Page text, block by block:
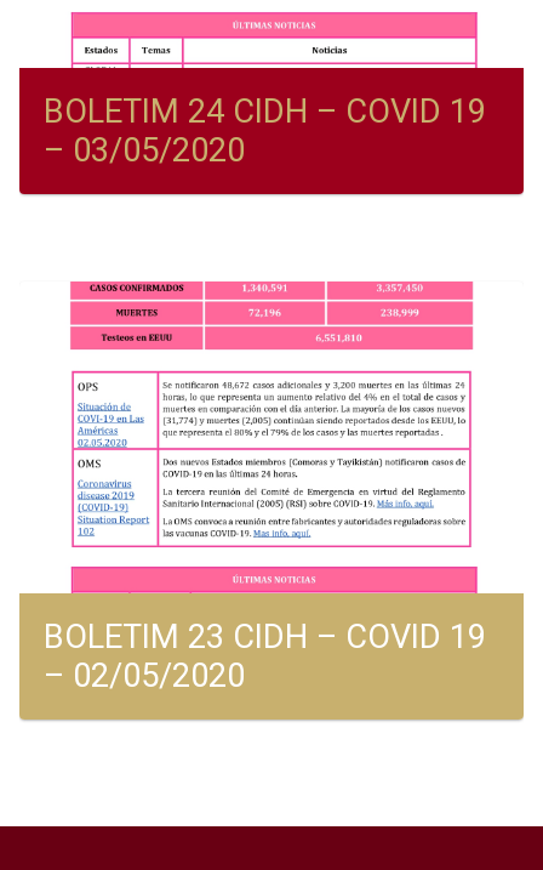
BOLETIM 24 CIDH – COVID 19
– 03/05/2020
BOLETIM 23 CIDH – COVID 19
– 02/05/2020